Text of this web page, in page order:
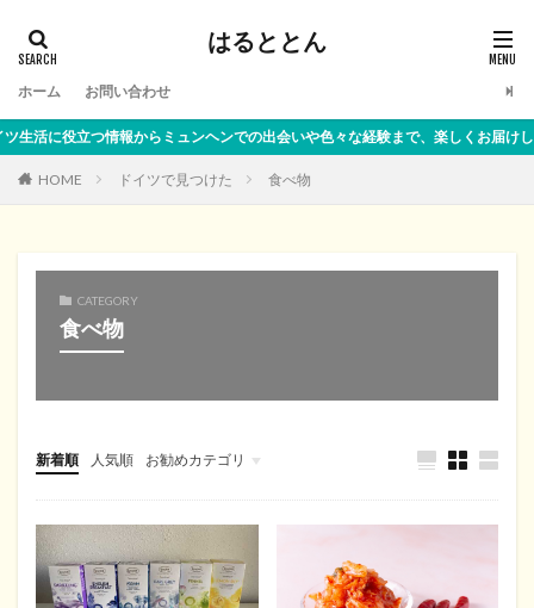
はるととん
ホーム お問い合わせ
活に役立つ情報からミュンヘンでの出会いや色々な経験まで、楽しくお届けしま
HOME ドイツで見つけた 食べ物
CATEGORY
食べ物
新着順 人気順 お勧めカテゴリ
ドイツ便利情報
DHL
ビザ